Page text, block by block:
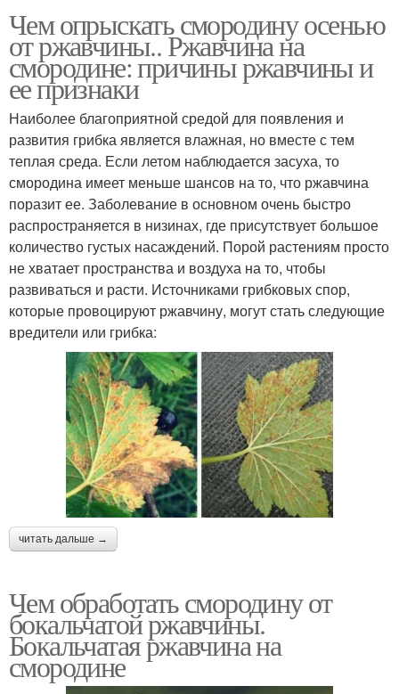
Чем опрыскать смородину осенью
от ржавчины.. Ржавчина на
смородине: причины ржавчины и
ее признаки
Наиболее благоприятной средой для появления и
развития грибка является влажная, но вместе с тем
теплая среда. Если летом наблюдается засуха, то
смородина имеет меньше шансов на то, что ржавчина
поразит ее. Заболевание в основном очень быстро
распространяется в низинах, где присутствует большое
количество густых насаждений. Порой растениям просто
не хватает пространства и воздуха на то, чтобы
развиваться и расти. Источниками грибковых спор,
которые провоцируют ржавчину, могут стать следующие
вредители или грибка:
читать дальше →
Чем обработать смородину от
бокальчатой ржавчины.
Бокальчатая ржавчина на
смородине